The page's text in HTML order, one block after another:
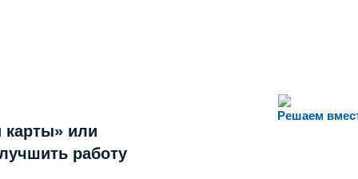
Решаем
карты» или
работу